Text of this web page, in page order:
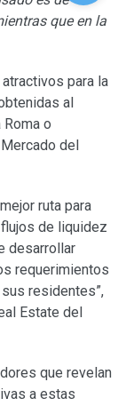
que en la
para la
al
o
del
ruta para
de liquidez
desarrollar
requerimientos
residentes”,
Estate del
que revelan
a estas